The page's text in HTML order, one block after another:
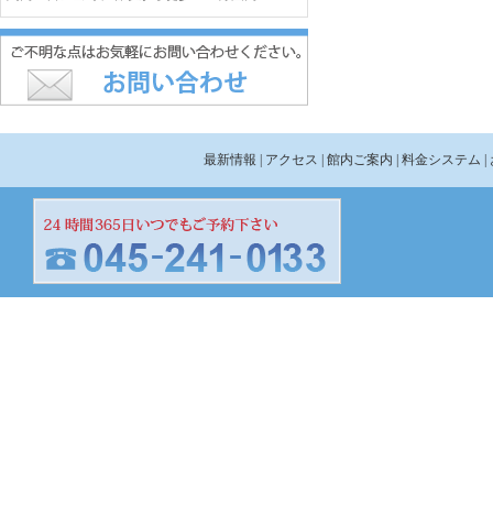
最新情報 | アクセス | 館内ご案内 | 料金システム